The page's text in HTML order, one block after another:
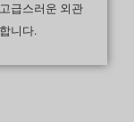
급스러운 외관
니다.